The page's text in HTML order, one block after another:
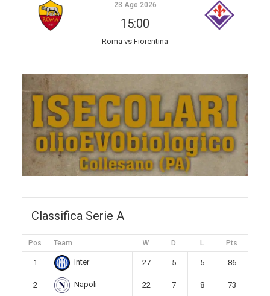
23 Ago 2026
15:00
Roma vs Fiorentina
Classifica Serie A
Pos Team W D L Pts
1 Inter 27 5 5 86
2 Napoli 22 7 8 73